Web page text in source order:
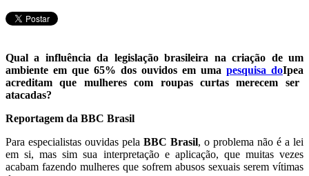
Qual a influência da legislação brasileira na criação de um
ambiente em que 65% dos ouvidos em uma pesquisa doIpea
acreditam que mulheres com roupas curtas merecem ser
atacadas?
Reportagem da BBC Brasil
Para especialistas ouvidas pela BBC Brasil, o problema não é a lei
em si, mas sim sua interpretação e aplicação, que muitas vezes
acabam fazendo mulheres que sofrem abusos sexuais serem vítimas